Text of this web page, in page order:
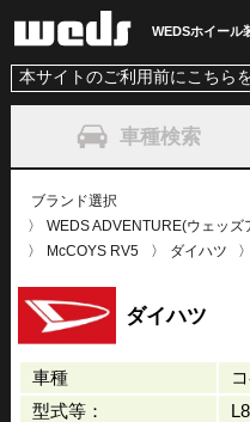
WEDSホイール
本サイトのご利用前にこちら
車種検索
ブランド選択
WEDS ADVENTURE(ウェッズ
McCOYS RV5
ダイハツ
ダイハツ
車種
型式等：